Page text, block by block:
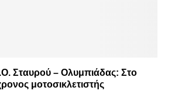
Σταυρού – Ολυμπιάδας: Στο
μοτοσικλετιστής